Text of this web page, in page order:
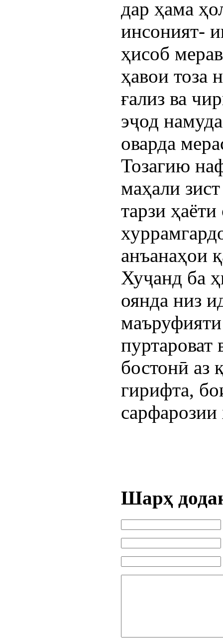
дар ҳама
инсоният-
ҳисоб
ҳавои тоза
ғализ ва
эҷод
оварда
Тозагию
маҳали
тарзи
анъанаҳои
Хуҷанд ба
оянда низ
бостонӣ аз
гирифта,
сарфарозии
Шарҳ